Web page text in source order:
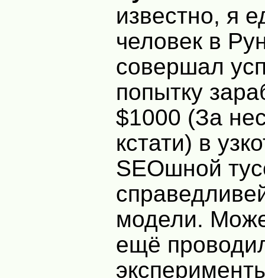
известно, я
человек в
совершал
попытку
$1000 (За
кстати) в
SEOшной
модели.
ещё